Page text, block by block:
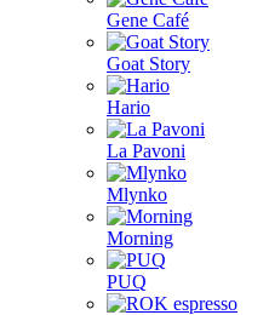
Gene Café
Goat Story
Hario
La Pavoni
Mlynko
Morning
PUQ